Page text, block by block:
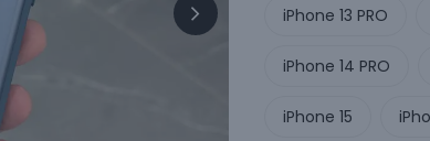
iPhone 13 PRO
iPhone 14 PRO
iPhone 15